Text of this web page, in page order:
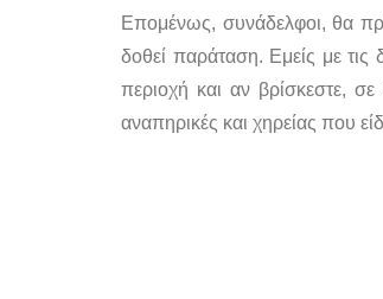
Επομένως, συνάδελφοι, θα
δοθεί παράταση. Εμείς με
περιοχή και αν βρίσκεστε,
αναπηρικές και χηρείας που